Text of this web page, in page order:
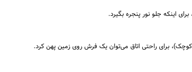
برای اینکه جلو نور پنجره بگیرد.
برای راحتی اتاق می‌توان یک فرش روی زمین پهن کرد.